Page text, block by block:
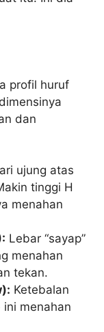
profil huruf
dan
ujung atas
tinggi H
menahan
Lebar “sayap”
menahan
tekan.
Ketebalan
ini menahan